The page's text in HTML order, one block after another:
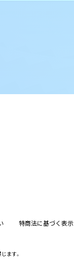
特商法に基づく表示
ます。